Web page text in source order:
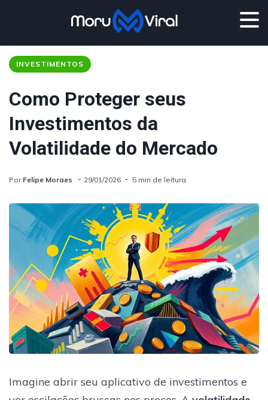
INVESTIMENTOS
Como Proteger seus
Investimentos da
Volatilidade do Mercado
Por Felipe Moraes 29/01/2026 5 min de leitura
Imagine abrir seu aplicativo de investimentos e